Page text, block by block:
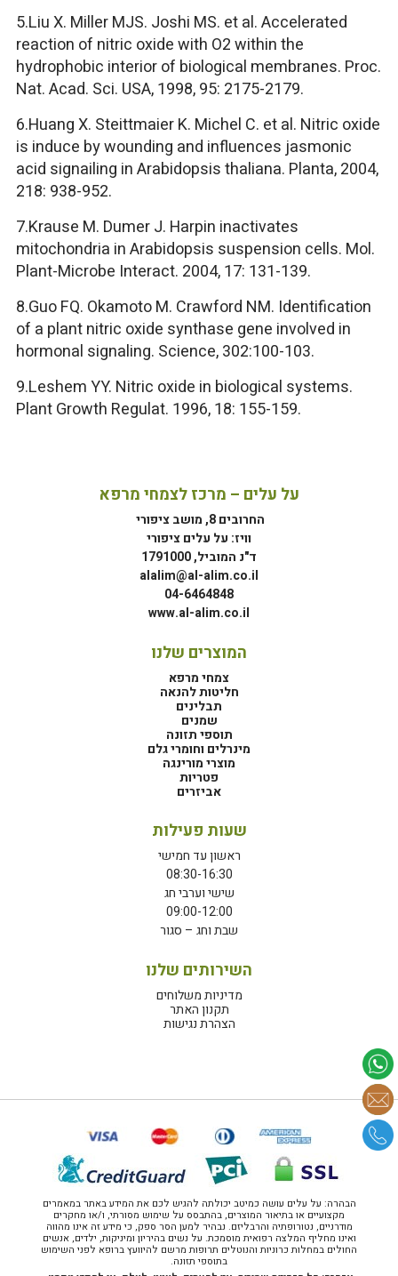
5.Liu X. Miller MJS. Joshi MS. et al. Accelerated
reaction of nitric oxide with O2 within the
hydrophobic interior of biological membranes. Proc.
Nat. Acad. Sci. USA, 1998, 95: 2175-2179.
6.Huang X. Steittmaier K. Michel C. et al. Nitric oxide
is induce by wounding and influences jasmonic
acid signailing in Arabidopsis thaliana. Planta, 2004,
218: 938-952.
7.Krause M. Dumer J. Harpin inactivates
mitochondria in Arabidopsis suspension cells. Mol.
Plant-Microbe Interact. 2004, 17: 131-139.
8.Guo FQ. Okamoto M. Crawford NM. Identification
of a plant nitric oxide synthase gene involved in
hormonal signaling. Science, 302:100-103.
9.Leshem YY. Nitric oxide in biological systems.
Plant Growth Regulat. 1996, 18: 155-159.
על עלים – מרכז לצמחי מרפא
החרובים 8, מושב ציפורי
וויז: על עלים ציפורי
ד"נ המוביל, 1791000
alalim@al-alim.co.il
04-6464848
www.al-alim.co.il
המוצרים שלנו
צמחי מרפא
חליטות להנאה
תבלינים
שמנים
תוספי תזונה
מינרלים וחומרי גלם
מוצרי מורינגה
פטריות
אביזרים
שעות פעילות
ראשון עד חמישי
08:30-16:30
שישי וערבי חג
09:00-12:00
שבת וחג – סגור
השירותים שלנו
מדיניות משלוחים
תקנון האתר
הצהרת נגישות
הבהרה: על עלים עושה כמיטב יכולתה להגיש לכם את המידע באתר במאמרים
מקצועיים או בתיאור המוצרים, בהתבסס על שימוש מסורתי, ו/או מחקרים
מודרניים, נטורופתיה והרבליזם. נבהיר למען הסר ספק, כי מידע זה אינו מהווה
ואינו מחליף המלצה רפואית מוסמכת. על נשים בהיריון ומיניקות, ילדים, אנשים
החולים במחלות כרוניות והנוטלים תרופות מרשם להיוועץ ברופא לפני השימוש
בתוספי תזונה.